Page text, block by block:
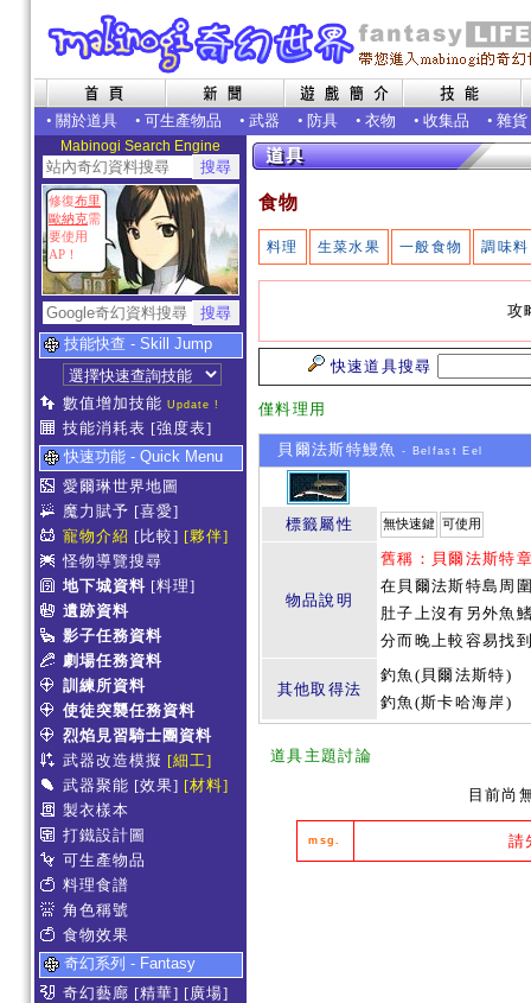
• 關於道具 • 可生產物品 • 武器 • 防具 • 衣物 • 收集品 • 雜貨
Mabinogi Search Engine
修復布里
歐納克需
要使用
AP！
技能快查 - Skill Jump
數值增加技能 Update !
技能消耗表 [強度表]
快速功能 - Quick Menu
愛爾琳世界地圖
魔力賦予 [喜愛]
寵物介紹 [比較] [夥伴]
怪物導覽搜尋
地下城資料 [料理]
遺跡資料
影子任務資料
劇場任務資料
訓練所資料
使徒突襲任務資料
烈焰見習騎士團資料
武器改造模擬 [細工]
武器聚能 [效果] [材料]
製衣樣本
打鐵設計圖
可生產物品
料理食譜
角色稱號
食物效果
奇幻系列 - Fantasy
奇幻藝廊 [精華] [廣場]
食物
料理 生菜水果 一般食物 調味料
攻
快速道具搜尋
僅料理用
貝爾法斯特鰻魚 - Belfast Eel
標籤屬性 無快速鍵 可使用
物品說明
舊稱：貝爾法斯特
在貝爾法斯特島周
肚子上沒有另外魚
分而晚上較容易找
其他取得法
釣魚(貝爾法斯特)
釣魚(斯卡哈海岸)
道具主題討論
目前尚
msg. 請